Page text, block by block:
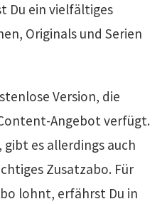
Du ein vielfältiges
Originals und Serien
Version, die
Angebot verfügt.
es allerdings auch
Zusatzabo. Für
lohnt, erfährst Du in